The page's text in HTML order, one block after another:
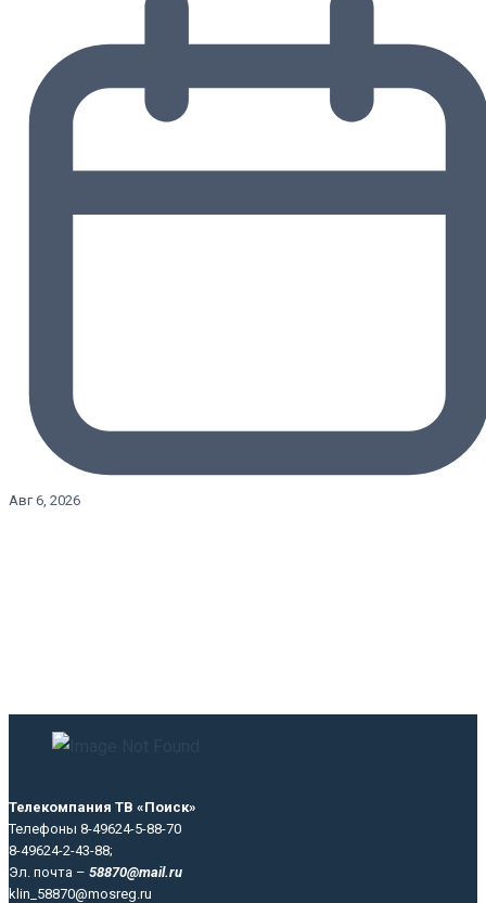
Авг 6, 2026
Телекомпания ТВ «Поиск»
Телефоны 8-49624-5-88-70
8-49624-2-43-88;
Эл. почта – 58870@mail.ru
klin_58870@mosreg.ru